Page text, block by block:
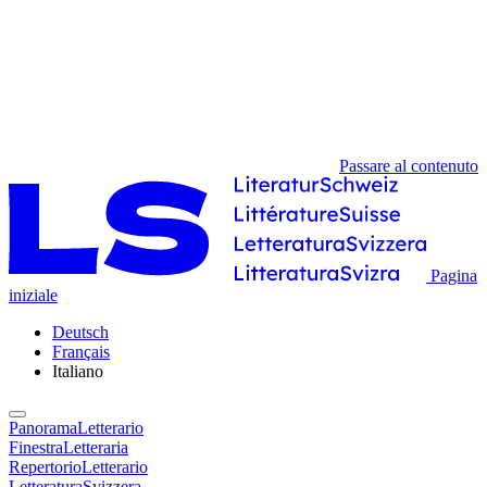
Passare al contenuto
Pagina
iniziale
Deutsch
Français
Italiano
PanoramaLetterario
FinestraLetteraria
RepertorioLetterario